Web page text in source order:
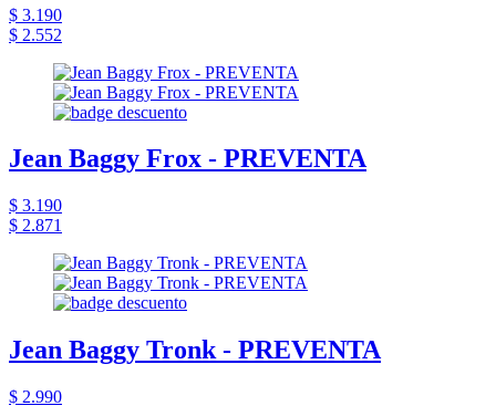
$ 3.190
$ 2.552
Jean Baggy Frox - PREVENTA
$ 3.190
$ 2.871
Jean Baggy Tronk - PREVENTA
$ 2.990